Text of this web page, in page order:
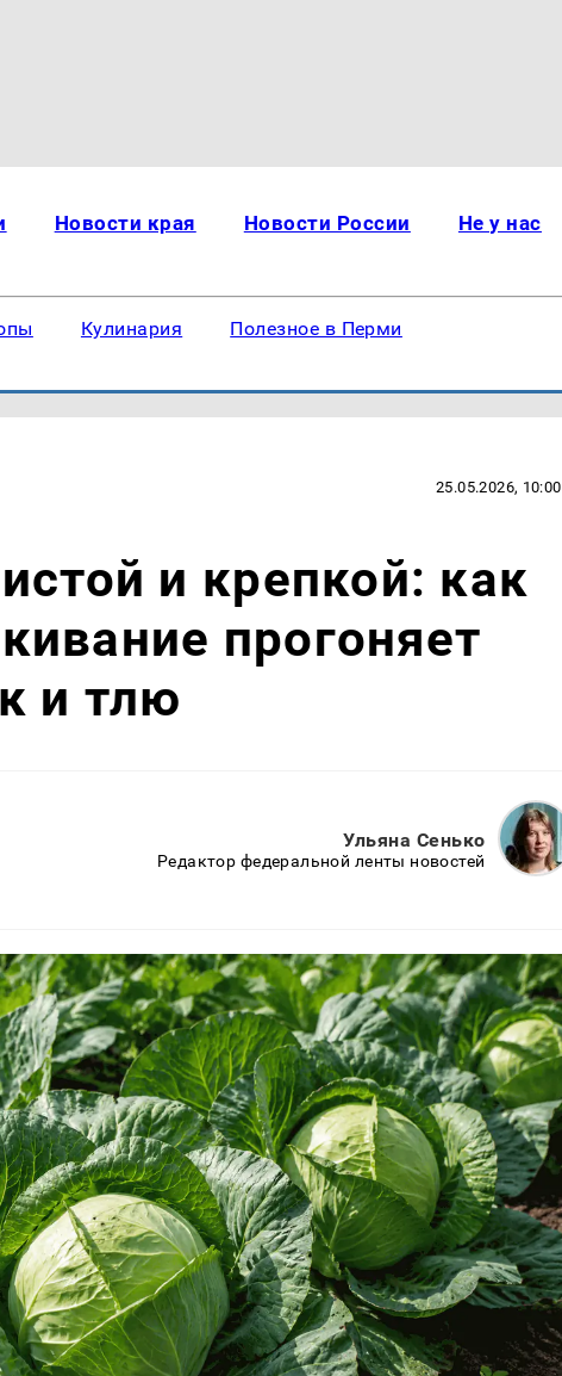
Новости края Новости России Не у нас
Кулинария Полезное в Перми
25.05.2026, 10:00
и крепкой: как
прогоняет
и тлю
Ульяна Сенько
Редактор федеральной ленты новостей